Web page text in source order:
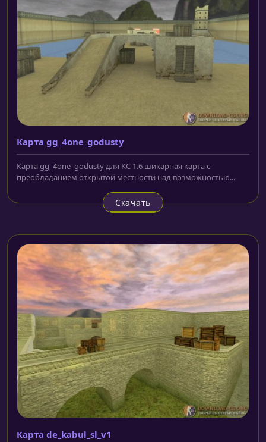
Карта gg_4one_godusty
Карта gg_4one_godusty для КС 1.6 шикарная карта с
преобладанием открытой местности над возможностью...
Скачать
Карта de_kabul_sl_v1